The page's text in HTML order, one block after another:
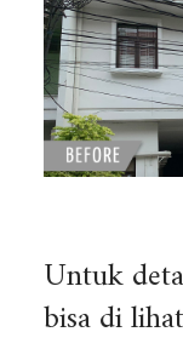
Untuk
bisa di